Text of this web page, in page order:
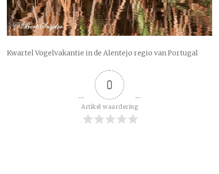
Kwartel Vogelvakantie in de Alentejo regio van Portugal
0
Artikel waardering